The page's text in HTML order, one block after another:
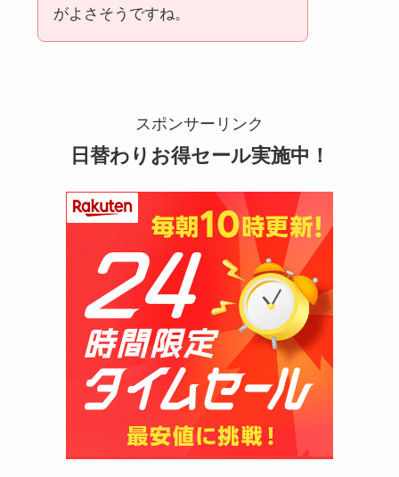
イソー）やドンキで買える！
マウンテンデューはどこに売ってる？自販機やコ
ストコで買える！
がよさそうですね。
スポンサーリンク
日替わりお得セール実施中！